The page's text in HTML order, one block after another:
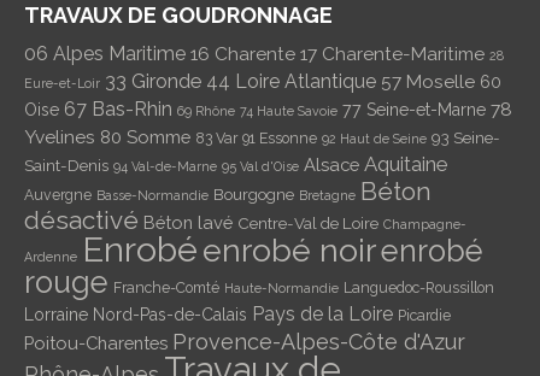
TRAVAUX DE GOUDRONNAGE
06 Alpes Maritime 16 Charente 17 Charente-Maritime 28
Eure-et-Loir 33 Gironde 44 Loire Atlantique 57 Moselle 60
Oise 67 Bas-Rhin 69 Rhône 74 Haute Savoie 77 Seine-et-Marne 78
Yvelines 80 Somme 83 Var 91 Essonne 92 Haut de Seine 93 Seine-
Saint-Denis 94 Val-de-Marne 95 Val d'Oise Alsace Aquitaine
Auvergne Basse-Normandie Bourgogne Bretagne Béton
désactivé Béton lavé Centre-Val de Loire Champagne-
Ardenne Enrobéenrobé noirenrobé
rouge Franche-Comté Haute-Normandie Languedoc-Roussillon
Lorraine Nord-Pas-de-Calais Pays de la Loire Picardie
Poitou-Charentes Provence-Alpes-Côte d'Azur